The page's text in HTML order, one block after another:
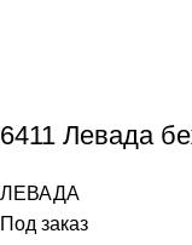
6411 Левада
ЛЕВАДА
Под заказ